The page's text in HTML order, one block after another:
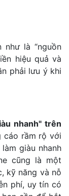
như là “nguồn
hiệu quả và
phải lưu ý khi
nhanh" trên
cáo rầm rộ với
giàu nhanh
cũng là một
kỹ năng và nỗ
phí, uy tín có